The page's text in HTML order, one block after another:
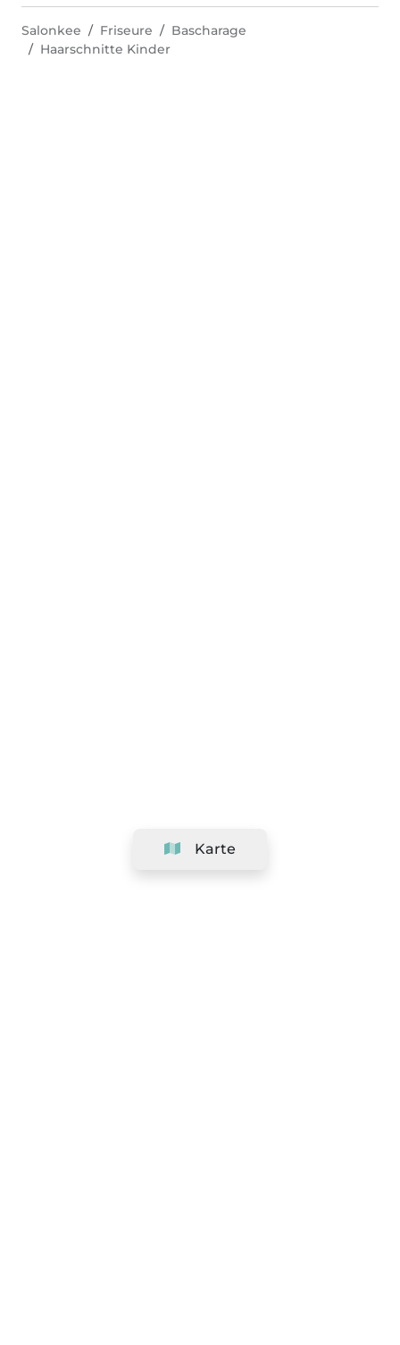
Karte
Salonkee Friseure
Bascharage
Haarschnitte Kinder